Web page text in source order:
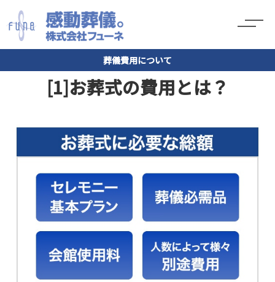
葬儀費用について
[1]お葬式の費用とは？